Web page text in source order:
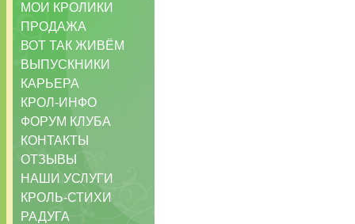
МОИ КРОЛИКИ
ПРОДАЖА
ВОТ ТАК ЖИВЁМ
ВЫПУСКНИКИ
КАРЬЕРА
КРОЛ-ИНФО
ФОРУМ КЛУБА
КОНТАКТЫ
ОТЗЫВЫ
НАШИ УСЛУГИ
КРОЛЬ-СТИХИ
РАДУГА